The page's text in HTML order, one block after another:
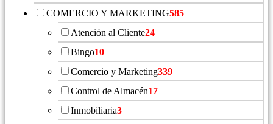
COMERCIO Y MARKETING585
Atención al Cliente24
Bingo10
Comercio y Marketing339
Control de Almacén17
Inmobiliaria3